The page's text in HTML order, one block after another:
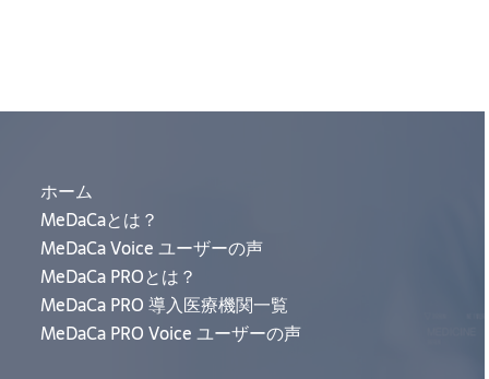
ホーム
MeDaCaとは？
MeDaCa Voice ユーザーの声
MeDaCa PROとは？
MeDaCa PRO 導入医療機関一覧
MeDaCa PRO Voice ユーザーの声